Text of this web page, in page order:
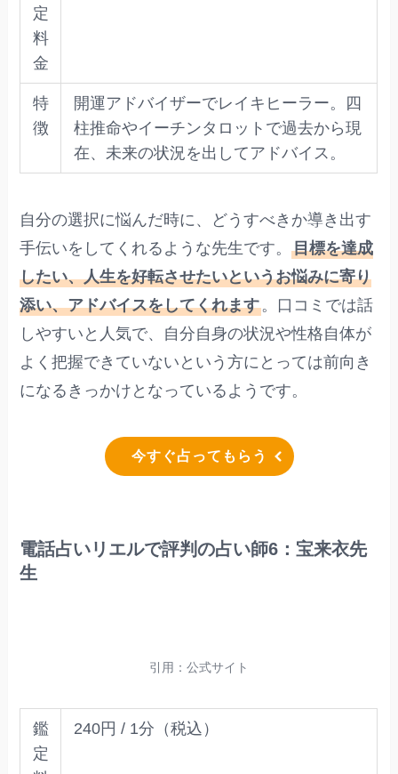
定
料
金
特
徴
開運アドバイザーでレイキヒーラー。四
柱推命やイーチンタロットで過去から現
在、未来の状況を出してアドバイス。
自分の選択に悩んだ時に、どうすべきか導き出す
手伝いをしてくれるような先生です。目標を達成
したい、人生を好転させたいというお悩みに寄り
添い、アドバイスをしてくれます。口コミでは話
しやすいと人気で、自分自身の状況や性格自体が
よく把握できていないという方にとっては前向き
になるきっかけとなっているようです。
今すぐ占ってもらう
電話占いリエルで評判の占い師6：宝来衣先
生
引用：公式サイト
鑑
定
240円 / 1分（税込）